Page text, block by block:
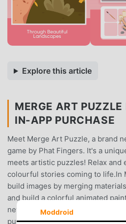
Explore this article
MERGE ART PUZZLE
IN-APP PURCHASE
Meet Merge Art Puzzle, a brand
game by Phat Fingers. It's a
meets artistic puzzles! Relax and
colourful stories coming to life.In
build images by merging
and build a colorful animated
new way of experiencing a classic
puzzle is a unique and
Moddroid